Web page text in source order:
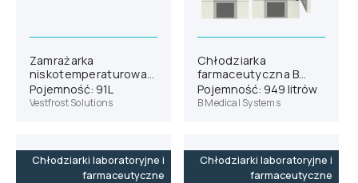
Zamrażarka
niskotemperaturowa
Vestfrost ULTF-91i
Pojemność: 91L
Vestfrost Solutions
Chłodziarka
farmaceutyczna B
Medical Systems P900
Pojemność: 949 litrów
B Medical Systems
Chłodziarki laboratoryjne i
farmaceutyczne
Chłodziarki laboratoryjne i
farmaceutyczne